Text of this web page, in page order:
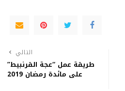
التالي
طريقة عمل “عجة القرنبيط”
على مائدة رمضان 2019